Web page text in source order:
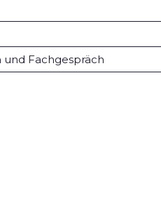
und Fachgespräch